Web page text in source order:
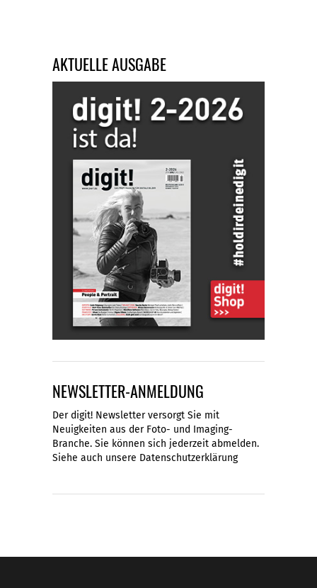
AKTUELLE AUSGABE
NEWSLETTER-ANMELDUNG
Der digit! Newsletter versorgt Sie mit
Neuigkeiten aus der Foto- und Imaging-
Branche. Sie können sich jederzeit abmelden.
Siehe auch unsere Datenschutzerklärung